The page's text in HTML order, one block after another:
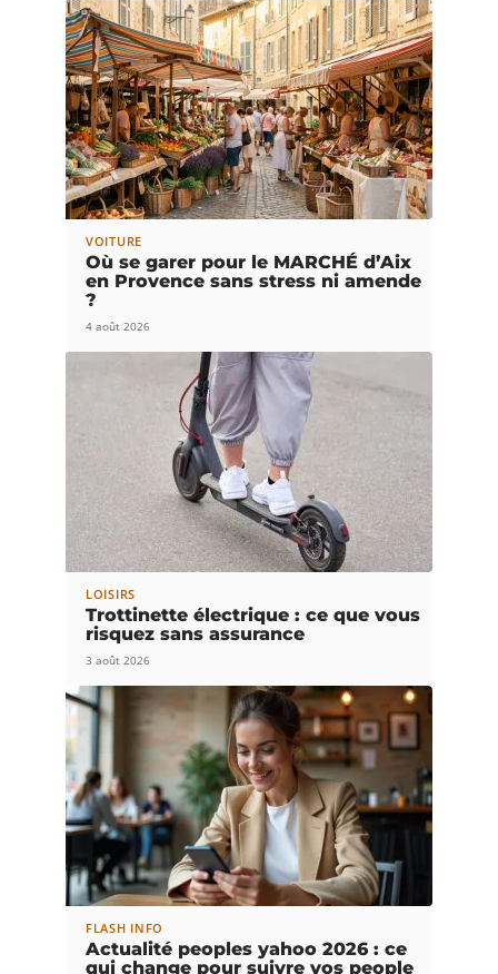
VOITURE
Où se garer pour le MARCHÉ d’Aix
en Provence sans stress ni amende
?
4 août 2026
LOISIRS
Trottinette électrique : ce que vous
risquez sans assurance
3 août 2026
FLASH INFO
Actualité peoples yahoo 2026 : ce
qui change pour suivre vos people